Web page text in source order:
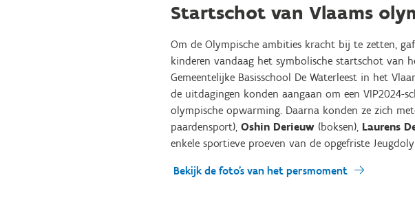
Startschot van Vlaams
Om de Olympische ambities kracht bij te zetten,
kinderen vandaag het symbolische startschot van
Gemeentelijke Basisschool De Waterleest in het
de uitdagingen konden aangaan om een VIP2024-
olympische opwarming. Daarna konden ze zich
paardensport), Oshin Derieuw (boksen), Laurens
enkele sportieve proeven van de opgefriste
Bekijk de foto's van het persmoment